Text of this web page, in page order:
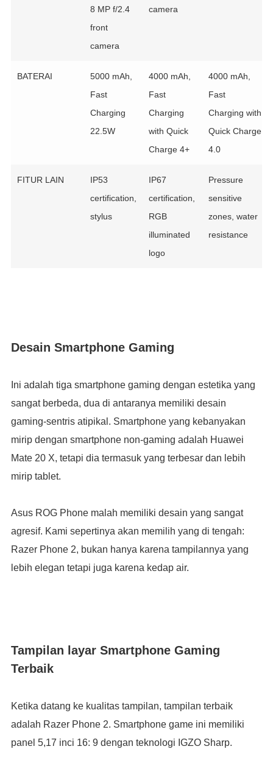
8 MP f/2.4
front
camera
camera
BATERAI
5000 mAh,
Fast
Charging
22.5W
4000 mAh,
Fast
Charging
with Quick
Charge 4+
4000 mAh,
Fast
Charging with
Quick Charge
4.0
FITUR LAIN
IP53
certification,
stylus
IP67
certification,
RGB
illuminated
logo
Pressure
sensitive
zones, water
resistance
Desain Smartphone Gaming
Ini adalah tiga smartphone gaming dengan estetika yang
sangat berbeda, dua di antaranya memiliki desain
gaming-sentris atipikal. Smartphone yang kebanyakan
mirip dengan smartphone non-gaming adalah Huawei
Mate 20 X, tetapi dia termasuk yang terbesar dan lebih
mirip tablet.
Asus ROG Phone malah memiliki desain yang sangat
agresif. Kami sepertinya akan memilih yang di tengah:
Razer Phone 2, bukan hanya karena tampilannya yang
lebih elegan tetapi juga karena kedap air.
Tampilan layar Smartphone Gaming
Terbaik
Ketika datang ke kualitas tampilan, tampilan terbaik
adalah Razer Phone 2. Smartphone game ini memiliki
panel 5,17 inci 16: 9 dengan teknologi IGZO Sharp.